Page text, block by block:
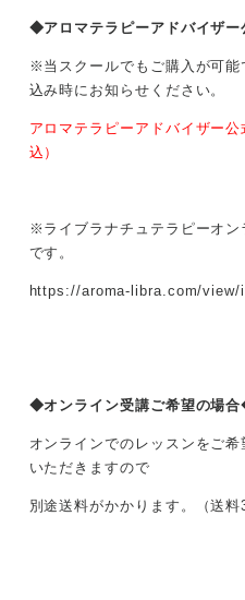
◆アロマテラピーアドバイザ
※当スクールでもご購入が可能
込み時にお知らせください。
アロマテラピーアドバイザ
込）
※ライブラナチュテラピーオ
です。
https://aroma-libra.com/view/
◆オンライン受講ご希望の場
オンラインでのレッスンをご
いただきますので
別途送料がかかります。（送料